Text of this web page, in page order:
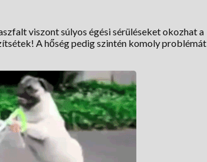
viszont súlyos égési sérüléseket okozhat a
A hőség pedig szintén komoly problémát